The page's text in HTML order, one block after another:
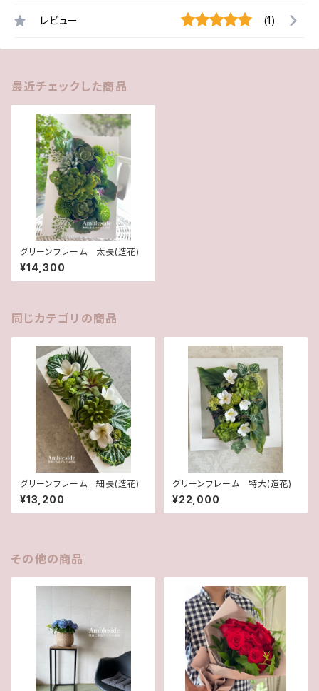
レビュー (1)
最近チェックした商品
グリーンフレーム 太長(造花)
¥14,300
同じカテゴリの商品
グリーンフレーム 細長(造花)
¥13,200
グリーンフレーム 特大(造花)
¥22,000
その他の商品